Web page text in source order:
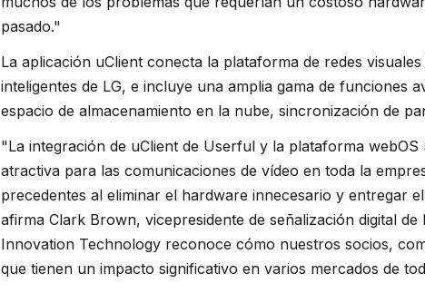
pasado."
La aplicación uClient conecta la plataforma de redes
inteligentes de LG, e incluye una amplia gama de funciones
espacio de almacenamiento en la nube, sincronización de
"La integración de uClient de Userful y la plataforma
atractiva para las comunicaciones de vídeo en toda la
precedentes al eliminar el hardware innecesario y entregar
afirma Clark Brown, vicepresidente de señalización digital
Innovation Technology reconoce cómo nuestros socios,
que tienen un impacto significativo en varios mercados de